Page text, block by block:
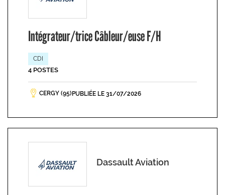
Intégrateur/trice Câbleur/euse F/H
CDI
4 POSTES
CERGY (95) PUBLIÉE LE 31/07/2026
Dassault Aviation